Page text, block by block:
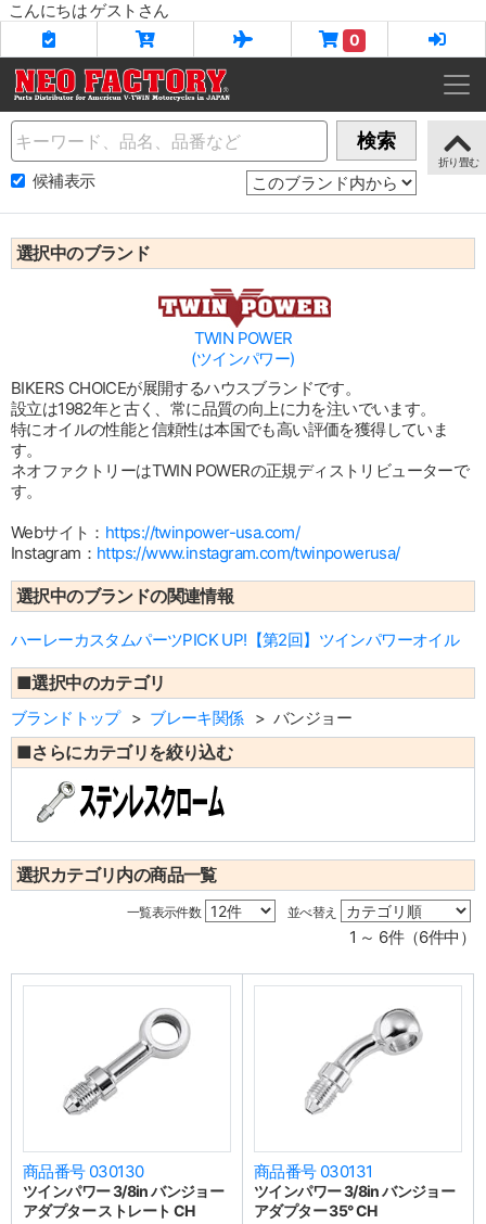
こんにちは ゲストさん
0
Name 検索
候補表示
選択中のブランド
TWIN POWER
(ツインパワー)
BIKERS CHOICEが展開するハウスブランドです。
設立は1982年と古く、常に品質の向上に力を注いでいます。
特にオイルの性能と信頼性は本国でも高い評価を獲得していま
す。
ネオファクトリーはTWIN POWERの正規ディストリビューターで
す。
Webサイト： https://twinpower-usa.com/
Instagram： https://www.instagram.com/twinpowerusa/
選択中のブランドの関連情報
ハーレーカスタムパーツPICK UP!【第2回】ツインパワーオイル
■選択中のカテゴリ
ブランドトップ ブレーキ関係 バンジョー
■さらにカテゴリを絞り込む
選択カテゴリ内の商品一覧
一覧表示件数 並べ替え
1 ～ 6件（6件中）
商品番号 030130
ツインパワー 3/8in バンジョー
アダプター ストレート CH
商品番号 030131
ツインパワー 3/8in バンジョー
アダプター 35° CH